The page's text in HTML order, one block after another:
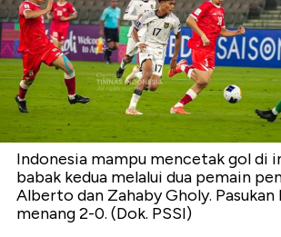
Indonesia mampu mencetak gol di
babak kedua melalui dua pemain
Alberto dan Zahaby Gholy.
menang 2-0. (Dok. PSSI)